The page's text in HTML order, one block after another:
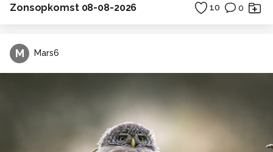
Zonsopkomst 08-08-2026 10 0
M Mars6